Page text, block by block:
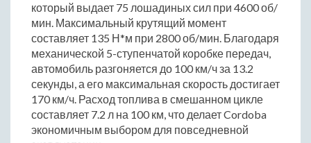
который выдает 75 лошадиных сил при 4600 об/
мин. Максимальный крутящий момент
составляет 135 Н*м при 2800 об/мин. Благодаря
механической 5-ступенчатой коробке передач,
автомобиль разгоняется до 100 км/ч за 13.2
секунды, а его максимальная скорость достигает
170 км/ч. Расход топлива в смешанном цикле
составляет 7.2 л на 100 км, что делает Cordoba
экономичным выбором для повседневной